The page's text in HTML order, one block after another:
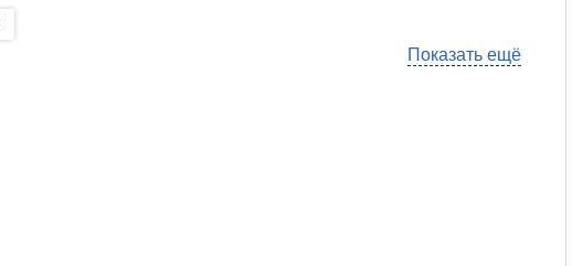
Показать ещё